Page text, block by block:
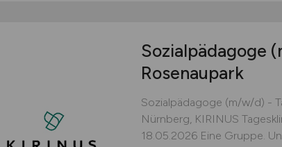
Sozialpädagoge
Rosenaupark
Sozialpädagoge (m/w/d) -
Nürnberg, KIRINUS
18.05.2026 Eine Gruppe.